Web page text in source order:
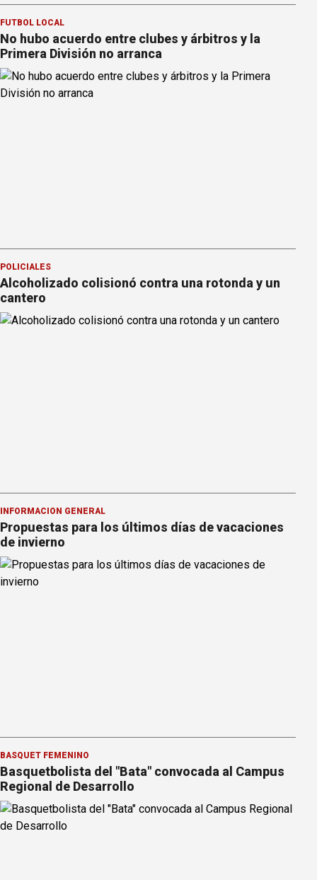
FÚTBOL LOCAL
No hubo acuerdo entre clubes y árbitros y la
Primera División no arranca
POLICIALES
Alcoholizado colisionó contra una rotonda y un
cantero
INFORMACION GENERAL
Propuestas para los últimos días de vacaciones
de invierno
BÁSQUET FEMENINO
Basquetbolista del "Bata" convocada al Campus
Regional de Desarrollo